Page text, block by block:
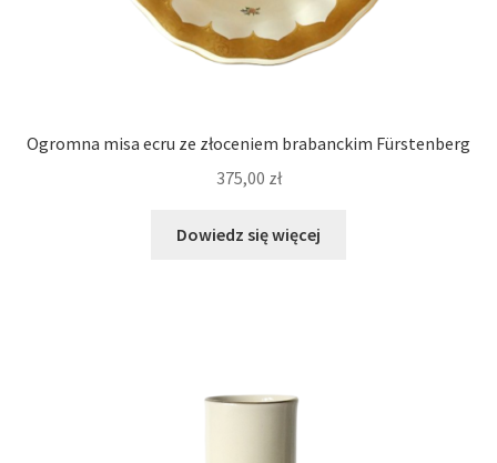
Ogromna misa ecru ze złoceniem brabanckim Fürstenberg
375,00 zł
Dowiedz się więcej